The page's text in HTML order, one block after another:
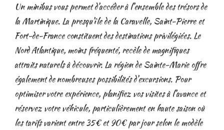
Un minibus vous permet d’accéder à l’ensemble des trésors de
la Martinique. La presqu’île de la Caravelle, Saint-Pierre et
Fort-de-France constituent des destinations privilégiées. Le
Nord Atlantique, moins fréquenté, recèle de magnifiques
attraits naturels à découvrir. La région de Sainte-Marie offre
également de nombreuses possibilités d’excursions. Pour
optimiser votre expérience, planifiez vos visites à l’avance et
réservez votre véhicule, particulièrement en haute saison où
les tarifs varient entre 35€ et 90€ par jour selon le modèle